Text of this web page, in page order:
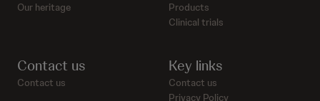
Our heritage
Products
Clinical trials
Contact us
Contact us
Key links
Contact us
Privacy Policy